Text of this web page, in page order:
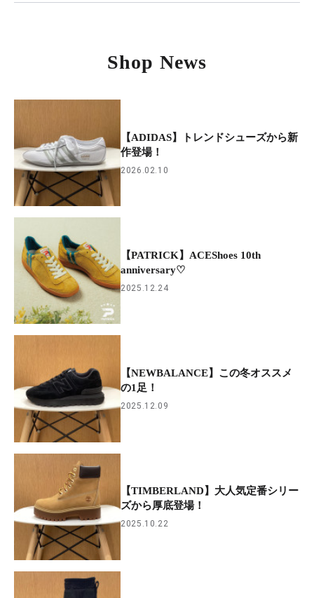
Shop News
【ADIDAS】トレンドシューズから新
作登場！
2026.02.10
【PATRICK】ACEShoes 10th
anniversary♡
2025.12.24
【NEWBALANCE】この冬オススメ
の1足！
2025.12.09
【TIMBERLAND】大人気定番シリー
ズから厚底登場！
2025.10.22